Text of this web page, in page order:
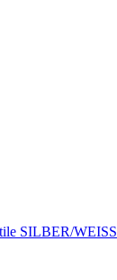
SILBER/WEISS